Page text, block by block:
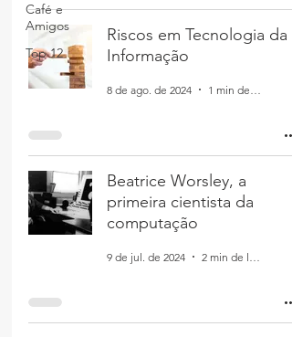
Café e
Amigos
Top 12
Riscos em Tecnologia da
Informação
8 de ago. de 2024
Beatrice Worsley, a
primeira cientista da
computação
9 de jul. de 2024